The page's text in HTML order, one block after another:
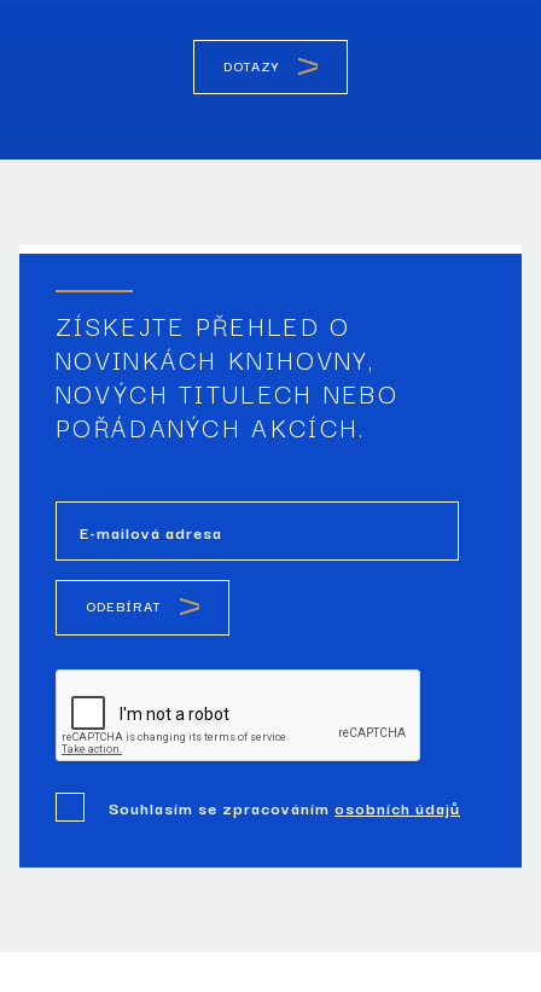
DOTAZY
ZÍSKEJTE PŘEHLED O
NOVINKÁCH KNIHOVNY,
NOVÝCH TITULECH NEBO
POŘÁDANÝCH AKCÍCH.
E-mailová adresa
ODEBÍRAT
Souhlasím se zpracováním osobních údajů